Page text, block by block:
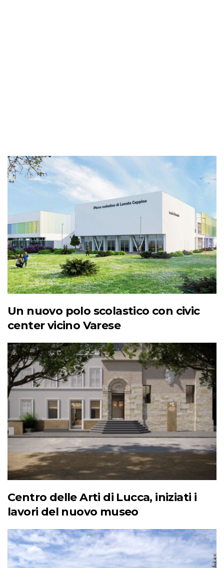
Un nuovo polo scolastico con civic
center vicino Varese
Centro delle Arti di Lucca, iniziati i
lavori del nuovo museo